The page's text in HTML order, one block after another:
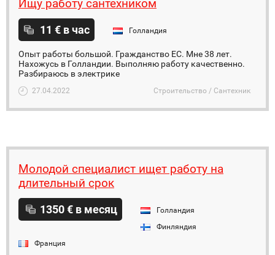
Ищу работу сантехником
11 € в час Голландия
Опыт работы большой. Гражданство ЕС. Мне 38 лет.
Нахожусь в Голландии. Выполняю работу качественно.
Разбираюсь в электрике
27.04.2022 Строительство / Сантехник
Молодой специалист ищет работу на
длительный срок
1350 € в месяц
Голландия
Финляндия
Франция